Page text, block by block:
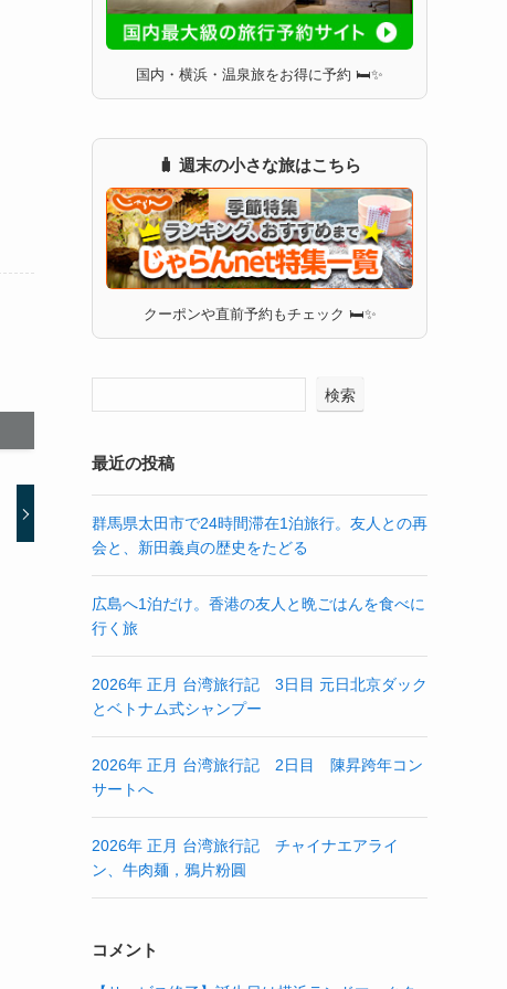
国内・横浜・温泉旅をお得に予約 🛏✨
🧳 週末の小さな旅はこちら
クーポンや直前予約もチェック 🛏✨
検索
最近の投稿
群馬県太田市で24時間滞在1泊旅行。友人との再
会と、新田義貞の歴史をたどる
広島へ1泊だけ。香港の友人と晩ごはんを食べに
行く旅
2026年 正月 台湾旅行記 3日目 元日北京ダック
とベトナム式シャンプー
2026年 正月 台湾旅行記 2日目 陳昇跨年コン
サートへ
2026年 正月 台湾旅行記 チャイナエアライ
ン、牛肉麺，鴉片粉圓
コメント